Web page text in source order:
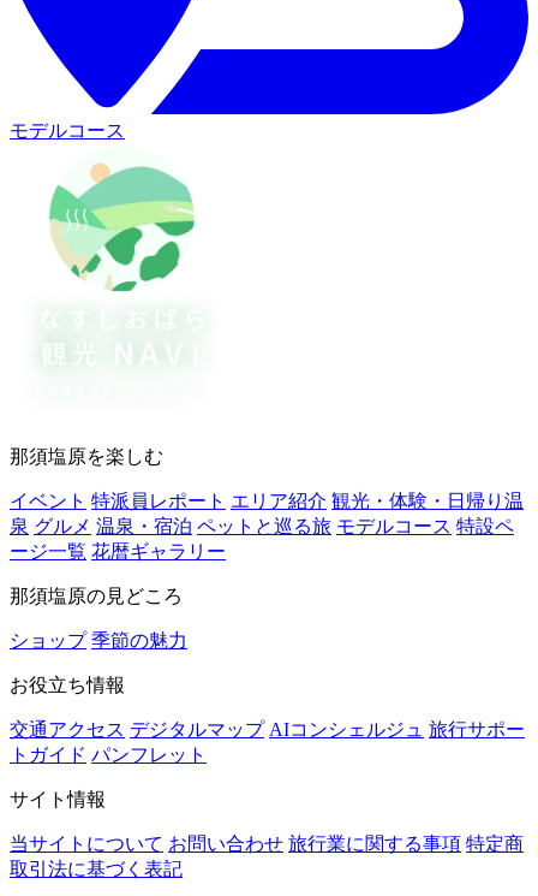
モデルコース
那須塩原を楽しむ
イベント 特派員レポート エリア紹介 観光・体験・日帰り温
泉 グルメ 温泉・宿泊 ペットと巡る旅 モデルコース 特設ペ
ージ一覧 花暦ギャラリー
那須塩原の見どころ
ショップ 季節の魅力
お役立ち情報
交通アクセス デジタルマップ AIコンシェルジュ 旅行サポー
トガイド パンフレット
サイト情報
当サイトについて お問い合わせ 旅行業に関する事項 特定商
取引法に基づく表記